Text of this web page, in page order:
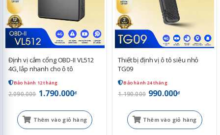
Định vị cắm cổng OBD-II VL512
4G, lắp nhanh cho ô tô
Bảo hành 12 tháng
2.090.000 1.790.000đ
Thêm vào giỏ hàng
Thiết bị định vị ô tô siêu nhỏ
TG09
Bảo hành 24 tháng
1.190.000 990.000đ
Thêm vào giỏ hàng